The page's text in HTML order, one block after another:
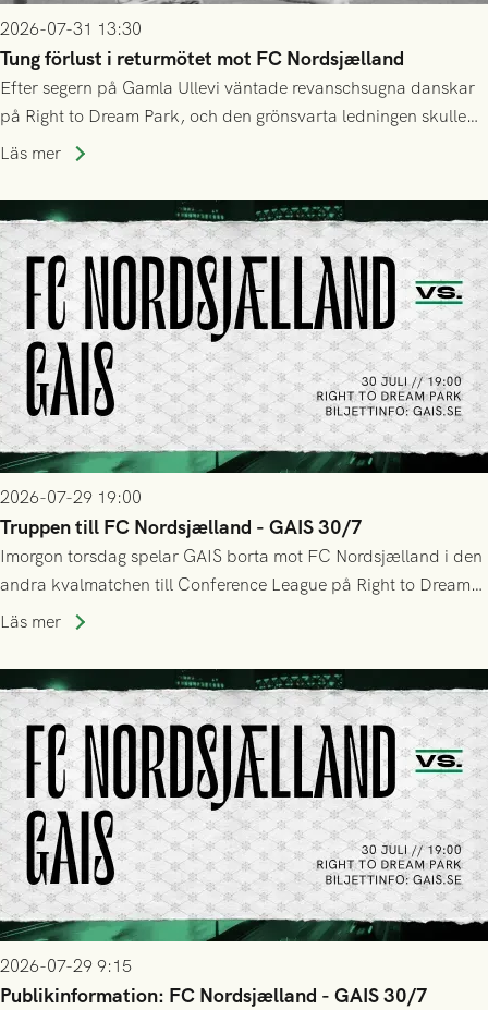
2026-07-31 13:30
Tung förlust i returmötet mot FC Nordsjælland
Efter segern på Gamla Ullevi väntade revanschsugna danskar
på Right to Dream Park, och den grönsvarta ledningen skulle
upphöra efter mindre än kvarten spelad. På lika mark visade
tennissiffror och det grönsvarta europaäventyret tog slut.
Läs mer
2026-07-29 19:00
Truppen till FC Nordsjælland - GAIS 30/7
Imorgon torsdag spelar GAIS borta mot FC Nordsjælland i den
andra kvalmatchen till Conference League på Right to Dream
Park! Fredrik Holmberg och ledarstaben har tagit ut följande
Läs mer
2026-07-29 9:15
Publikinformation: FC Nordsjælland - GAIS 30/7